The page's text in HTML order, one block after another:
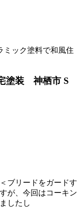
ミック塗料で和風住
塗装 神栖市 S
ブリードをガードす
が、今回はコーキン
したし